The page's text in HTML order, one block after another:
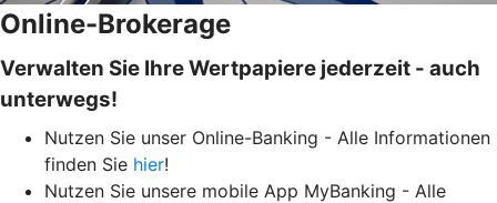
Online-Brokerage
Verwalten Sie Ihre Wertpapiere jederzeit - auch
unterwegs!
Nutzen Sie unser Online-Banking - Alle Informationen
finden Sie hier!
Nutzen Sie unsere mobile App MyBanking - Alle